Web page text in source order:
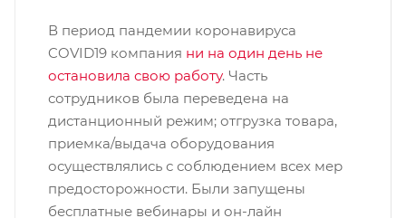
В период пандемии коронавируса
COVID19 компания ни на один день не
остановила свою работу. Часть
сотрудников была переведена на
дистанционный режим; отгрузка товара,
приемка/выдача оборудования
осуществлялись с соблюдением всех мер
предосторожности. Были запущены
бесплатные вебинары и он-лайн